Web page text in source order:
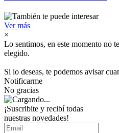
Ver más
×
Lo sentimos, en este momento no
elegido.
Si lo deseas, te podemos avisar
Notificarme
No gracias
¡Suscribite y recibí todas
nuestras novedades!